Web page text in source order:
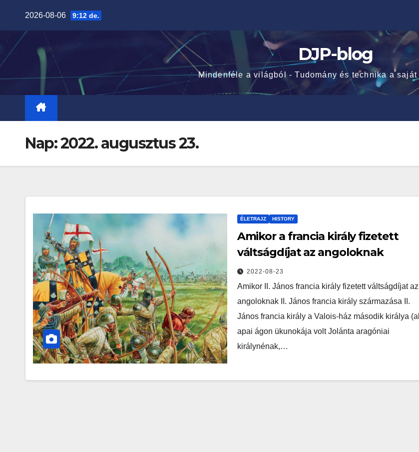
content
2026-08-06 9:12 de.
DJP-blog
Mindenféle a világból - Tudomány és technika a saját
Nap:2022. augusztus 23.
ÉLETRAJZ HISTORY
Amikor a francia király fizetett
váltságdíjat az angoloknak
2022-08-23
Amikor II. János francia király fizetett váltságdíjat az
angoloknak II. János francia király származása II.
János francia király a Valois-ház második királya
apai ágon ükunokája volt Jolánta aragóniai
királynénak,…